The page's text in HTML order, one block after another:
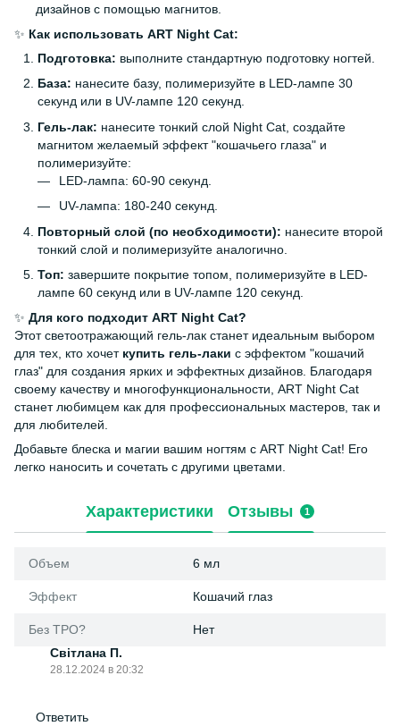
дизайнов с помощью магнитов.
✨ Как использовать ART Night Cat:
Подготовка: выполните стандартную подготовку ногтей.
База: нанесите базу, полимеризуйте в LED-лампе 30
секунд или в UV-лампе 120 секунд.
Гель-лак: нанесите тонкий слой Night Cat, создайте
магнитом желаемый эффект "кошачьего глаза" и
полимеризуйте:
LED-лампа: 60-90 секунд.
UV-лампа: 180-240 секунд.
Повторный слой (по необходимости): нанесите второй
тонкий слой и полимеризуйте аналогично.
Топ: завершите покрытие топом, полимеризуйте в LED-
лампе 60 секунд или в UV-лампе 120 секунд.
✨ Для кого подходит ART Night Cat?
Этот светоотражающий гель-лак станет идеальным выбором
для тех, кто хочет купить гель-лаки с эффектом "кошачий
глаз" для создания ярких и эффектных дизайнов. Благодаря
своему качеству и многофункциональности, ART Night Cat
станет любимцем как для профессиональных мастеров, так и
для любителей.
Добавьте блеска и магии вашим ногтям с ART Night Cat! Его
легко наносить и сочетать с другими цветами.
Характеристики Отзывы 1
Объем 6 мл
Эффект Кошачий глаз
Без ТРО?
Нет
Світлана П.
28.12.2024 в 20:32
Ответить